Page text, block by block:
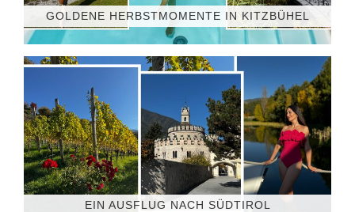
GOLDENE HERBSTMOMENTE IN KITZBÜHEL
EIN AUSFLUG NACH SÜDTIROL